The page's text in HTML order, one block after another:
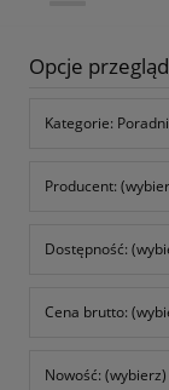
Opcje
Kategorie:
Producent:
Dostępność:
Cena brutto:
Nowość: (wybierz)